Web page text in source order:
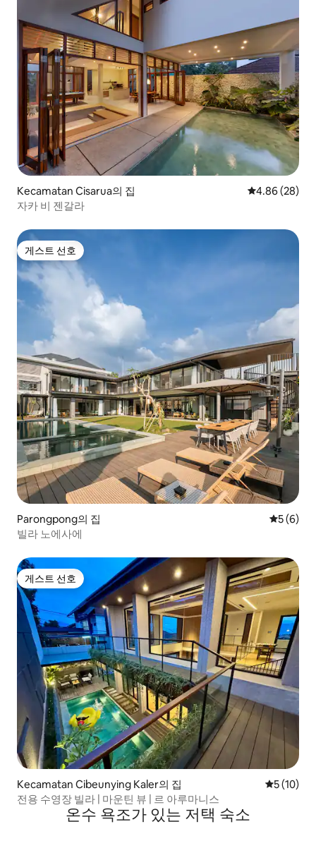
Kecamatan Cisarua의 집 평점 4.86점(5
4.86 (28)
자카 비 젠갈라
게스트 선호
게스트 선호
Parongpong의 집 평점 5점
5 (6)
빌라 노에사에
게스트 선호
게스트 선호
Kecamatan Cibeunying Kaler의 집 평점 5점
5 (10)
전용 수영장 빌라 | 마운틴 뷰 | 르 아루마니스
온수 욕조가 있는 저택 숙소